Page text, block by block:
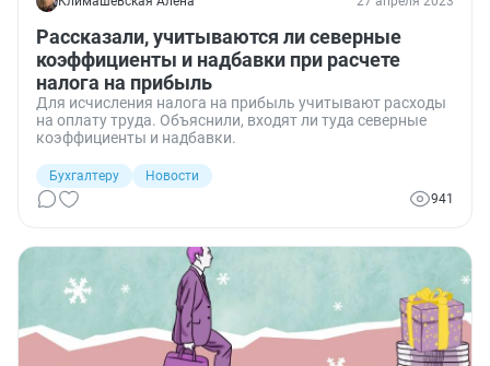
Рассказали, учитываются ли северные
коэффициенты и надбавки при расчете
налога на прибыль
Для исчисления налога на прибыль учитывают расходы
на оплату труда. Объяснили, входят ли туда северные
коэффициенты и надбавки.
Бухгалтеру
Новости
941